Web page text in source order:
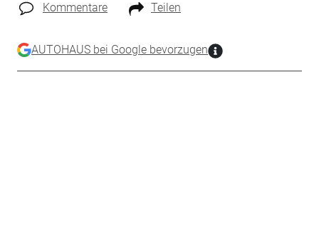
Kommentare Teilen
AUTOHAUS bei Google bevorzugen